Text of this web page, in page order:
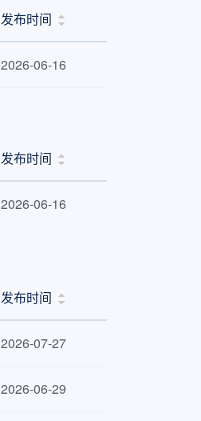
发布时间
2026-06-16
发布时间
2026-06-16
发布时间
2026-07-27
2026-06-29